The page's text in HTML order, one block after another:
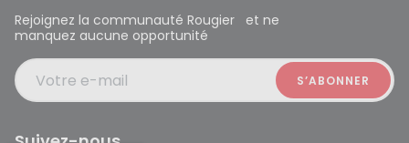
Rejoignez la communauté Rougier et ne
manquez aucune opportunité
Votre e-mail